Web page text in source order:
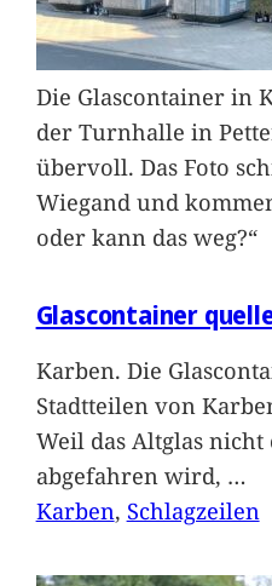
Die Glascontainer in
der Turnhalle in
übervoll. Das Foto
Wiegand und
oder kann das weg?“
Glascontainer
Karben. Die
Stadtteilen von
Weil das Altglas
abgefahren wird, …
Karben, Schlagzeilen